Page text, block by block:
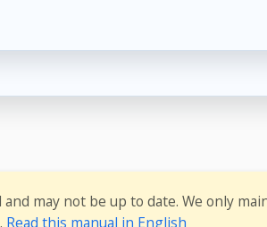
may not be up to date. We only
Read this manual in English